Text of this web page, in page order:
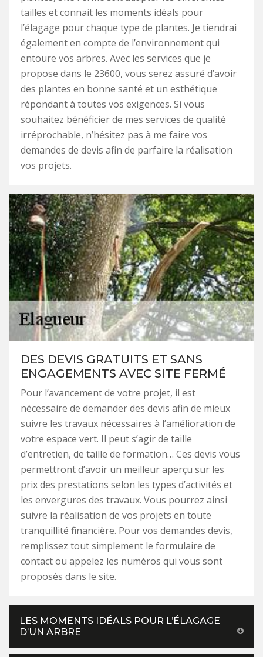
tailles et connait les moments idéals pour
l’élagage pour chaque type de plantes. Je tiendrai
également en compte de l’environnement qui
entoure vos arbres. Avec les services que je
propose dans le 23600, vous serez assuré d’avoir
des plantes en bonne santé et un esthétique
répondant à toutes vos exigences. Si vous
souhaitez bénéficier de mes services de qualité
irréprochable, n’hésitez pas à me faire vos
demandes de devis afin de parfaire la réalisation
vos projets.
DES DEVIS GRATUITS ET SANS
ENGAGEMENTS AVEC SITE FERMÉ
Pour l’avancement de votre projet, il est
nécessaire de demander des devis afin de mieux
suivre les travaux nécessaires à l’amélioration de
votre espace vert. Il peut s’agir de taille
d’entretien, de taille de formation… Ces devis vous
permettront d’avoir un meilleur aperçu sur les
prix des prestations selon les types d’activités et
les envergures des travaux. Vous pourrez ainsi
suivre la réalisation de vos projets en toute
tranquillité financière. Pour vos demandes devis,
remplissez tout simplement le formulaire de
contact ou appelez les numéros qui vous sont
proposés dans le site.
LES MOMENTS IDÉALS POUR L’ÉLAGAGE
D’UN ARBRE